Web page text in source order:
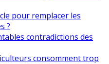
pour remplacer les
?
contradictions des
consomment trop